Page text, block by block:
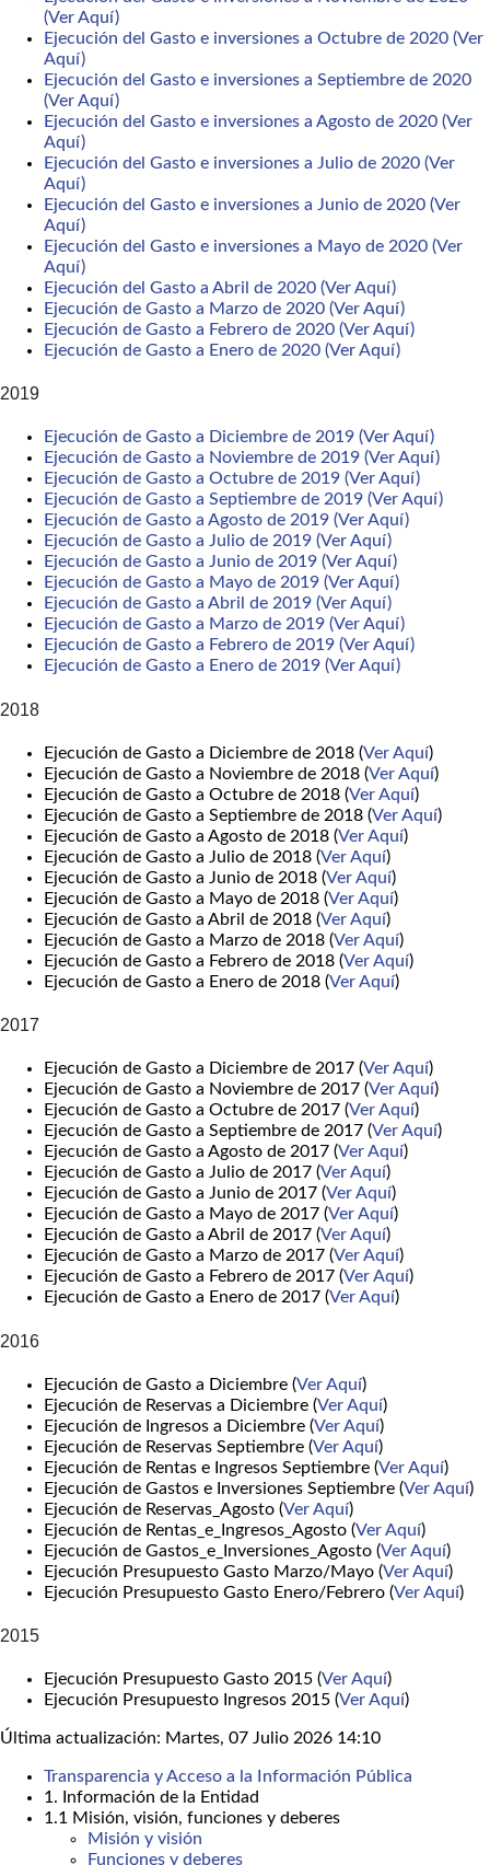
(Ver Aquí)
Ejecución del Gasto e inversiones a Octubre de 2020 (Ver
Aquí)
Ejecución del Gasto e inversiones a Septiembre de 2020
(Ver Aquí)
Ejecución del Gasto e inversiones a Agosto de 2020 (Ver
Aquí)
Ejecución del Gasto e inversiones a Julio de 2020 (Ver
Aquí)
Ejecución del Gasto e inversiones a Junio de 2020 (Ver
Aquí)
Ejecución del Gasto e inversiones a Mayo de 2020 (Ver
Aquí)
Ejecución del Gasto a Abril de 2020 (Ver Aquí)
Ejecución de Gasto a Marzo de 2020 (Ver Aquí)
Ejecución de Gasto a Febrero de 2020 (Ver Aquí)
Ejecución de Gasto a Enero de 2020 (Ver Aquí)
2019
Ejecución de Gasto a Diciembre de 2019 (Ver Aquí)
Ejecución de Gasto a Noviembre de 2019 (Ver Aquí)
Ejecución de Gasto a Octubre de 2019 (Ver Aquí)
Ejecución de Gasto a Septiembre de 2019 (Ver Aquí)
Ejecución de Gasto a Agosto de 2019 (Ver Aquí)
Ejecución de Gasto a Julio de 2019 (Ver Aquí)
Ejecución de Gasto a Junio de 2019 (Ver Aquí)
Ejecución de Gasto a Mayo de 2019 (Ver Aquí)
Ejecución de Gasto a Abril de 2019 (Ver Aquí)
Ejecución de Gasto a Marzo de 2019 (Ver Aquí)
Ejecución de Gasto a Febrero de 2019 (Ver Aquí)
Ejecución de Gasto a Enero de 2019 (Ver Aquí)
2018
Ejecución de Gasto a Diciembre de 2018 (Ver Aquí)
Ejecución de Gasto a Noviembre de 2018 (Ver Aquí)
Ejecución de Gasto a Octubre de 2018 (Ver Aquí)
Ejecución de Gasto a Septiembre de 2018 (Ver Aquí)
Ejecución de Gasto a Agosto de 2018 (Ver Aquí)
Ejecución de Gasto a Julio de 2018 (Ver Aquí)
Ejecución de Gasto a Junio de 2018 (Ver Aquí)
Ejecución de Gasto a Mayo de 2018 (Ver Aquí)
Ejecución de Gasto a Abril de 2018 (Ver Aquí)
Ejecución de Gasto a Marzo de 2018 (Ver Aquí)
Ejecución de Gasto a Febrero de 2018 (Ver Aquí)
Ejecución de Gasto a Enero de 2018 (Ver Aquí)
2017
Ejecución de Gasto a Diciembre de 2017 (Ver Aquí)
Ejecución de Gasto a Noviembre de 2017 (Ver Aquí)
Ejecución de Gasto a Octubre de 2017 (Ver Aquí)
Ejecución de Gasto a Septiembre de 2017 (Ver Aquí)
Ejecución de Gasto a Agosto de 2017 (Ver Aquí)
Ejecución de Gasto a Julio de 2017 (Ver Aquí)
Ejecución de Gasto a Junio de 2017 (Ver Aquí)
Ejecución de Gasto a Mayo de 2017 (Ver Aquí)
Ejecución de Gasto a Abril de 2017 (Ver Aquí)
Ejecución de Gasto a Marzo de 2017 (Ver Aquí)
Ejecución de Gasto a Febrero de 2017 (Ver Aquí)
Ejecución de Gasto a Enero de 2017 (Ver Aquí)
2016
Ejecución de Gasto a Diciembre (Ver Aquí)
Ejecución de Reservas a Diciembre (Ver Aquí)
Ejecución de Ingresos a Diciembre (Ver Aquí)
Ejecución de Reservas Septiembre (Ver Aquí)
Ejecución de Rentas e Ingresos Septiembre (Ver Aquí)
Ejecución de Gastos e Inversiones Septiembre (Ver Aquí)
Ejecución de Reservas_Agosto (Ver Aquí)
Ejecución de Rentas_e_Ingresos_Agosto (Ver Aquí)
Ejecución de Gastos_e_Inversiones_Agosto (Ver Aquí)
Ejecución Presupuesto Gasto Marzo/Mayo (Ver Aquí)
Ejecución Presupuesto Gasto Enero/Febrero (Ver Aquí)
2015
Ejecución Presupuesto Gasto 2015 (Ver Aquí)
Ejecución Presupuesto Ingresos 2015 (Ver Aquí)
Última actualización: Martes, 07 Julio 2026 14:10
Transparencia y Acceso a la Información Pública
1. Información de la Entidad
1.1 Misión, visión, funciones y deberes
Misión y visión
Funciones y deberes